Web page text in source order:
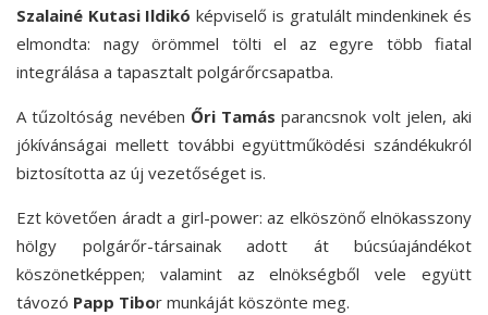
Szalainé Kutasi Ildikó képviselő is gratulált mindenkinek és
elmondta: nagy örömmel tölti el az egyre több fiatal
integrálása a tapasztalt polgárőrcsapatba.
A tűzoltóság nevében Őri Tamás parancsnok volt jelen, aki
jókívánságai mellett további együttműködési szándékukról
biztosította az új vezetőséget is.
Ezt követően áradt a girl-power: az elköszönő elnökasszony
hölgy polgárőr-társainak adott át búcsúajándékot
köszönetképpen; valamint az elnökségből vele együtt
távozó Papp Tibor munkáját köszönte meg.